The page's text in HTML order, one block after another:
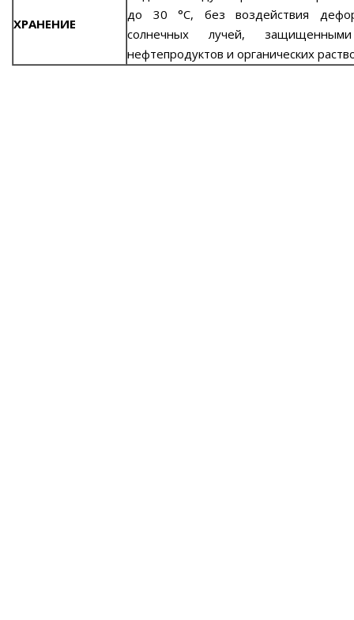
ХРАНЕНИЕ
до 30 °С, без воздействия
солнечных лучей,
нефтепродуктов и органических